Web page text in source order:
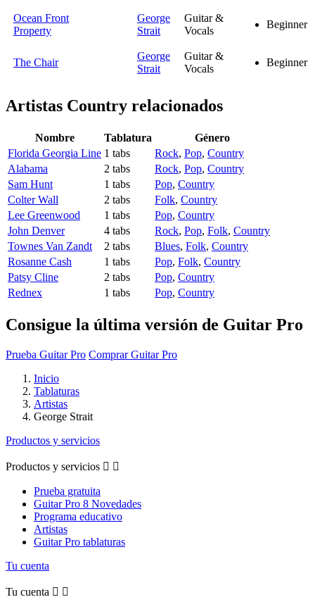
Ocean Front
Property
George
Strait
Guitar &
Vocals
Beginner
The Chair
George
Strait
Guitar &
Vocals
Beginner
Artistas Country relacionados
Nombre Tablatura
Género
Florida Georgia Line 1 tabs Rock, Pop, Country
Alabama
2 tabs Rock, Pop, Country
Sam Hunt
1 tabs Pop, Country
Colter Wall
2 tabs Folk, Country
Lee Greenwood
1 tabs Pop, Country
John Denver
4 tabs Rock, Pop, Folk, Country
Townes Van Zandt
2 tabs Blues, Folk, Country
Rosanne Cash
1 tabs Pop, Folk, Country
Patsy Cline
2 tabs Pop, Country
Rednex
1 tabs Pop, Country
Consigue la última versión de Guitar Pro
Prueba Guitar Pro Comprar Guitar Pro
Inicio
Tablaturas
Artistas
George Strait
Productos y servicios
Productos y servicios  
Prueba gratuita
Guitar Pro 8 Novedades
Programa educativo
Artistas
Guitar Pro tablaturas
Tu cuenta
Tu cuenta  